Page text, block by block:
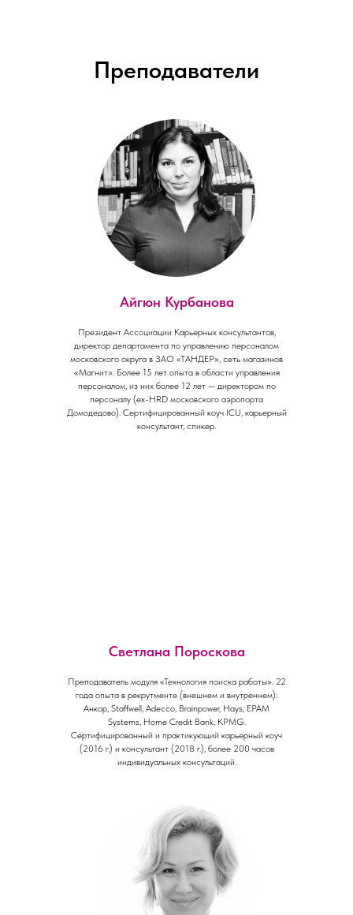
Преподаватели
Айгюн Курбанова
Президент Ассоциации Карьерных консультантов,
директор департамента по управлению персоналом
московского округа в ЗАО «ТАНДЕР», сеть магазинов
«Магнит». Более 15 лет опыта в области управления
персоналом, из них более 12 лет — директором по
персоналу (ex-HRD московского аэропорта
Домодедово). Сертифицированный коуч ICU, карьерный
консультант, спикер.
Светлана Пороскова
Преподаватель модуля «Технология поиска работы». 22
года опыта в рекрутменте (внешнем и внутреннем):
Анкор, Staffwell, Adecco, Brainpower, Hays; EPAM
Systems, Home Credit Bank, KPMG.
Сертифицированный и практикующий карьерный коуч
(2016 г.) и консультант (2018 г.), более 200 часов
индивидуальных консультаций.